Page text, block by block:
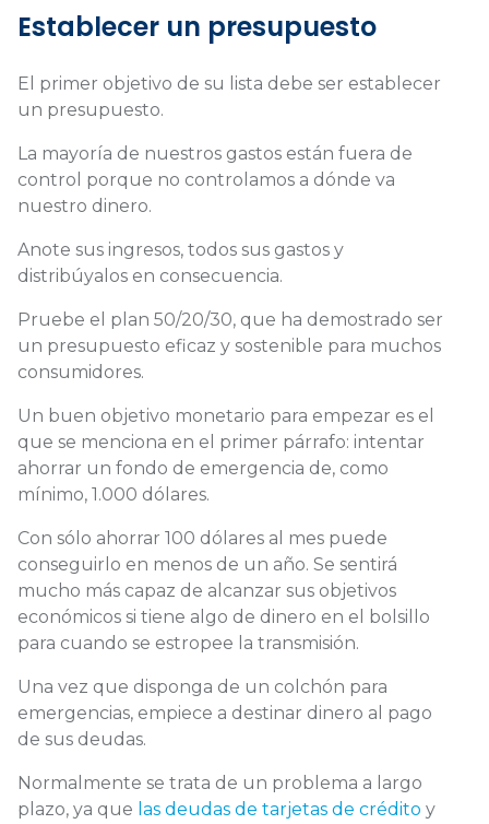
Establecer un presupuesto
El primer objetivo de su lista debe ser establecer
un presupuesto.
La mayoría de nuestros gastos están fuera de
control porque no controlamos a dónde va
nuestro dinero.
Anote sus ingresos, todos sus gastos y
distribúyalos en consecuencia.
Pruebe el plan 50/20/30, que ha demostrado ser
un presupuesto eficaz y sostenible para muchos
consumidores.
Un buen objetivo monetario para empezar es el
que se menciona en el primer párrafo: intentar
ahorrar un fondo de emergencia de, como
mínimo, 1.000 dólares.
Con sólo ahorrar 100 dólares al mes puede
conseguirlo en menos de un año. Se sentirá
mucho más capaz de alcanzar sus objetivos
económicos si tiene algo de dinero en el bolsillo
para cuando se estropee la transmisión.
Una vez que disponga de un colchón para
emergencias, empiece a destinar dinero al pago
de sus deudas.
Normalmente se trata de un problema a largo
plazo, ya que las deudas de tarjetas de crédito y